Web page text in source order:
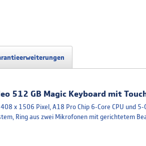
512 GB Magic Keyboard mit
x 1506 Pixel, A18 Pro Chip 6‑Core CPU und
Ring aus zwei Mikrofonen mit gerichtetem